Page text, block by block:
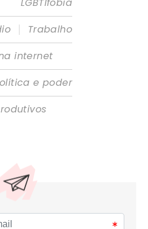
|
Trabalho
internet
e poder